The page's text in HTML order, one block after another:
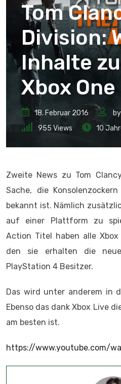
Tom
Division:
Inhalte
Xbox One
18. Februar 2016 by
955 Views 10
Zweite News zu Tom
Sache, die
bekannt ist. Nämlich
auf einer Plattform zu
Action Titel haben alle Xbox
den sie erhalten die
PlayStation 4 Besitzer.
Das wird unter anderem in
Ebenso das dank Xbox Live
am besten ist.
https://www.youtube.com/